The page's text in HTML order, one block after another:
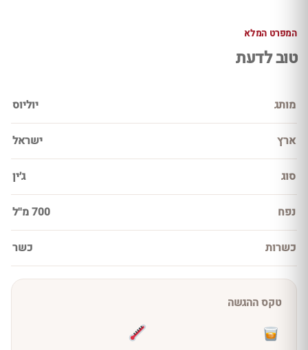
המפרט המלא
טוב לדעת
מותג יוליוס
ארץ ישראל
סוג ג׳ין
נפח 700 מ''ל
כשרות כשר
טקס ההגשה